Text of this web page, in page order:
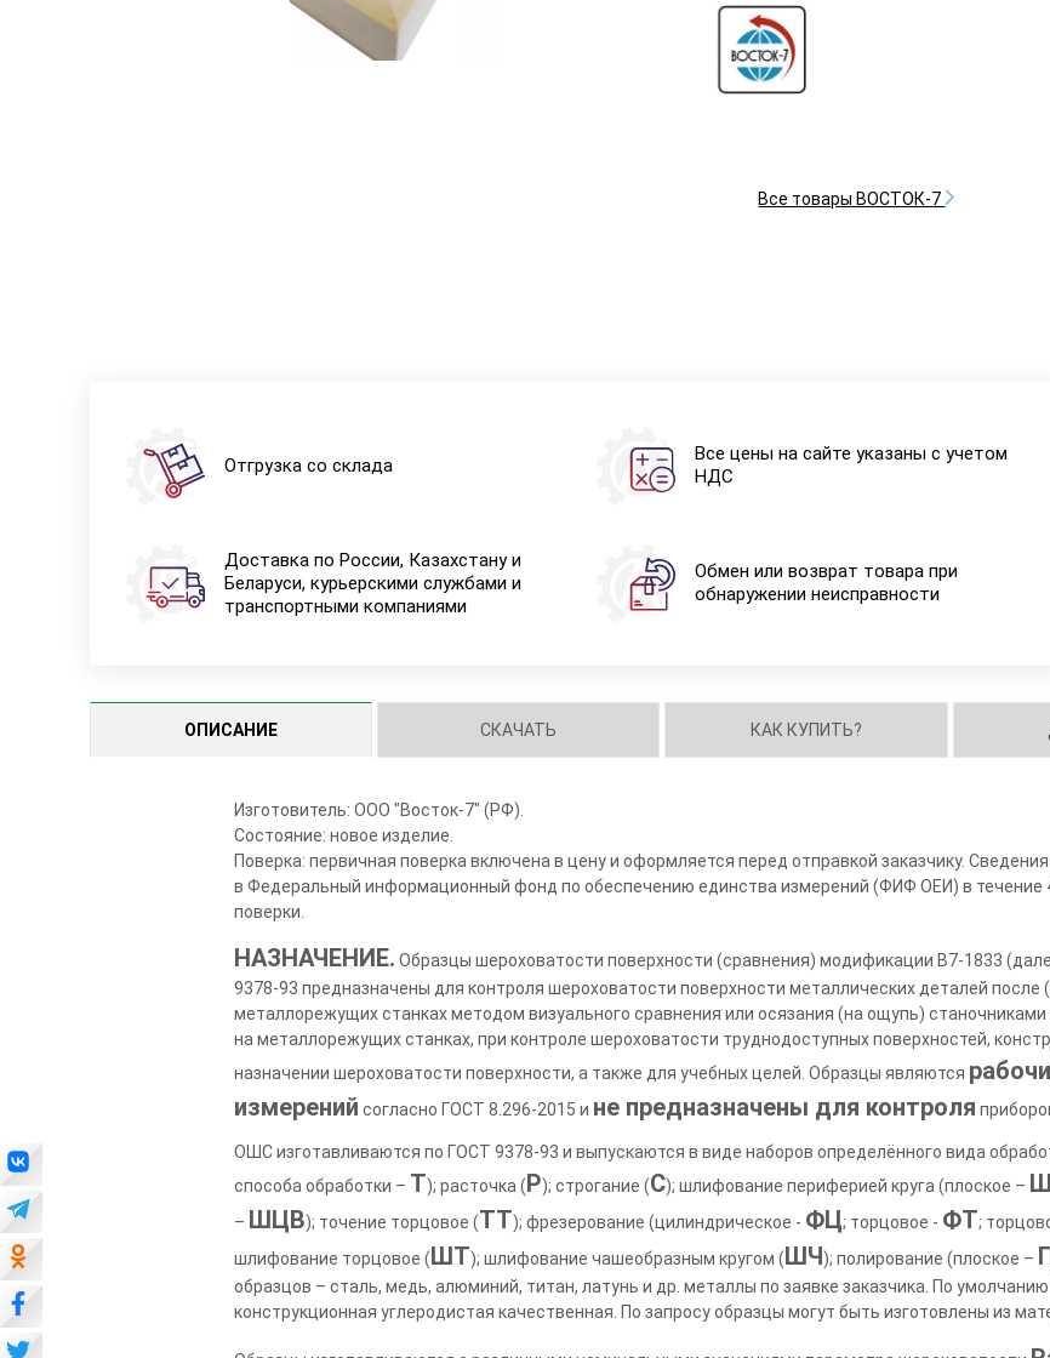
Все товары ВОСТОК-7
Отгрузка со склада
Все цены на сайте указаны с учетом
НДС
Доставка по России, Казахстану и
Беларуси, курьерскими службами и
транспортными компаниями
Обмен или возврат товара при
обнаружении неисправности
ОПИСАНИЕ СКАЧАТЬ КАК КУПИТЬ?
Изготовитель: ООО "Восток-7" (РФ).
Состояние: новое изделие.
Поверка: первичная поверка включена в цену и оформляется перед отправкой заказчику.
в Федеральный информационный фонд по обеспечению единства измерений (ФИФ ОЕИ) в течение
поверки.
НАЗНАЧЕНИЕ. Образцы шероховатости поверхности (сравнения) модификации В7-1833
9378-93 предназначены для контроля шероховатости поверхности металлических деталей после
металлорежущих станках методом визуального сравнения или осязания (на ощупь)
на металлорежущих станках, при контроле шероховатости труднодоступных поверхностей,
назначении шероховатости поверхности, а также для учебных целей. Образцы являются
измерений согласно ГОСТ 8.296-2015 и не предназначены для контроля
ОШС изготавливаются по ГОСТ 9378-93 и выпускаются в виде наборов определённого вида
способа обработки – Т); расточка (Р); строгание (С); шлифование периферией круга (плоское –
– ШЦВ); точение торцовое (ТТ); фрезерование (цилиндрическое - ФЦ; торцовое - ФТ;
шлифование торцовое (ШТ); шлифование чашеобразным кругом (ШЧ); полирование (плоское –
образцов – сталь, медь, алюминий, титан, латунь и др. металлы по заявке заказчика. По
конструкционная углеродистая качественная. По запросу образцы могут быть изготовлены из